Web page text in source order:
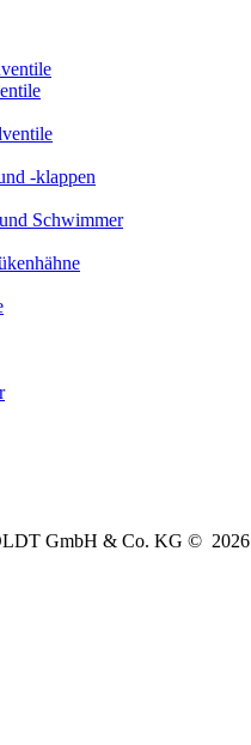
-klappen
Schwimmer
GmbH & Co. KG © 2026